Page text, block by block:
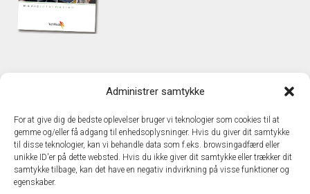
Administrer samtykke
For at give dig de bedste oplevelser bruger vi teknologier som cookies til at
gemme og/eller få adgang til enhedsoplysninger. Hvis du giver dit samtykke
til disse teknologier, kan vi behandle data som f.eks. browsingadfærd eller
unikke ID'er på dette websted. Hvis du ikke giver dit samtykke eller trækker dit
samtykke tilbage, kan det have en negativ indvirkning på visse funktioner og
egenskaber.
TechMedia A/S
DK – 2600 Glostrup
www.techmedia.dk
Telefon: +45 43 24 26 28
E-mail:info@techmedia.dk